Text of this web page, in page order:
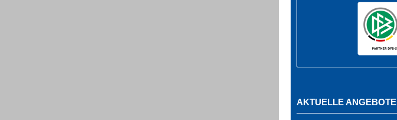
AKTUELLE ANGEBOTE